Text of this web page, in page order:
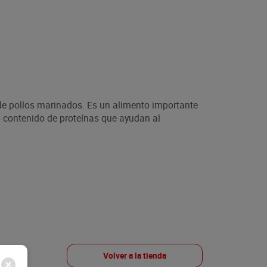
pollos marinados. Es un alimento importante
de proteínas que ayudan al
Volver a la tienda